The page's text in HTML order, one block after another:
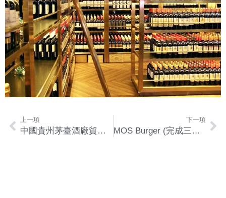
上一項
中國貴州茅臺酒廠貿易（香港）有限公司 (上環)
下一項
MOS Burger (完成三十多間分店)